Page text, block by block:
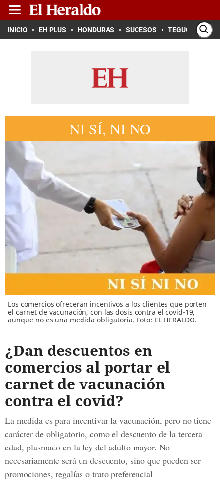
INICIO EH PLUS HONDURAS SUCESOS TEGUCIGALPA
NI SÍ, NI NO
Los comercios ofrecerán incentivos a los clientes que porten
el carnet de vacunación, con las dosis contra el covid-19,
aunque no es una medida obligatoria. Foto: EL HERALDO.
¿Dan descuentos en
comercios al portar el
carnet de vacunación
contra el covid?
La medida es para incentivar la vacunación, pero no tiene
carácter de obligatorio, como el descuento de la tercera
edad, plasmado en la ley del adulto mayor. No
necesariamente será un descuento, sino que pueden ser
promociones, regalías o trato preferencial